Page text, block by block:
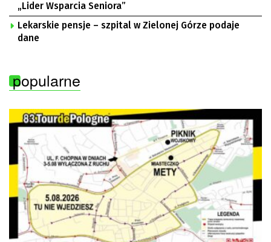
„Lider Wsparcia Seniora”
Lekarskie pensje – szpital w Zielonej Górze podaje
dane
popularne